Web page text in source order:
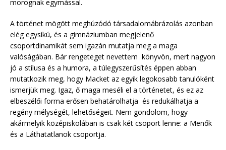
morognak egymással.
A történet mögött meghúzódó társadalomábrázolás azonban
elég egysíkú, és a gimnáziumban megjelenő
csoportdinamikát sem igazán mutatja meg a maga
valóságában. Bár rengeteget nevettem könyvön, mert nagyon
jó a stílusa és a humora, a túlegyszerűsítés éppen abban
mutatkozik meg, hogy Macket az egyik legokosabb tanulóként
ismerjük meg. Igaz, ő maga meséli el a történetet, és ez az
elbeszélői forma erősen behatárolhatja és redukálhatja a
regény mélységét, lehetőségeit. Nem gondolom, hogy
akármelyik középiskolában is csak két csoport lenne: a Menők
és a Láthatatlanok csoportja.